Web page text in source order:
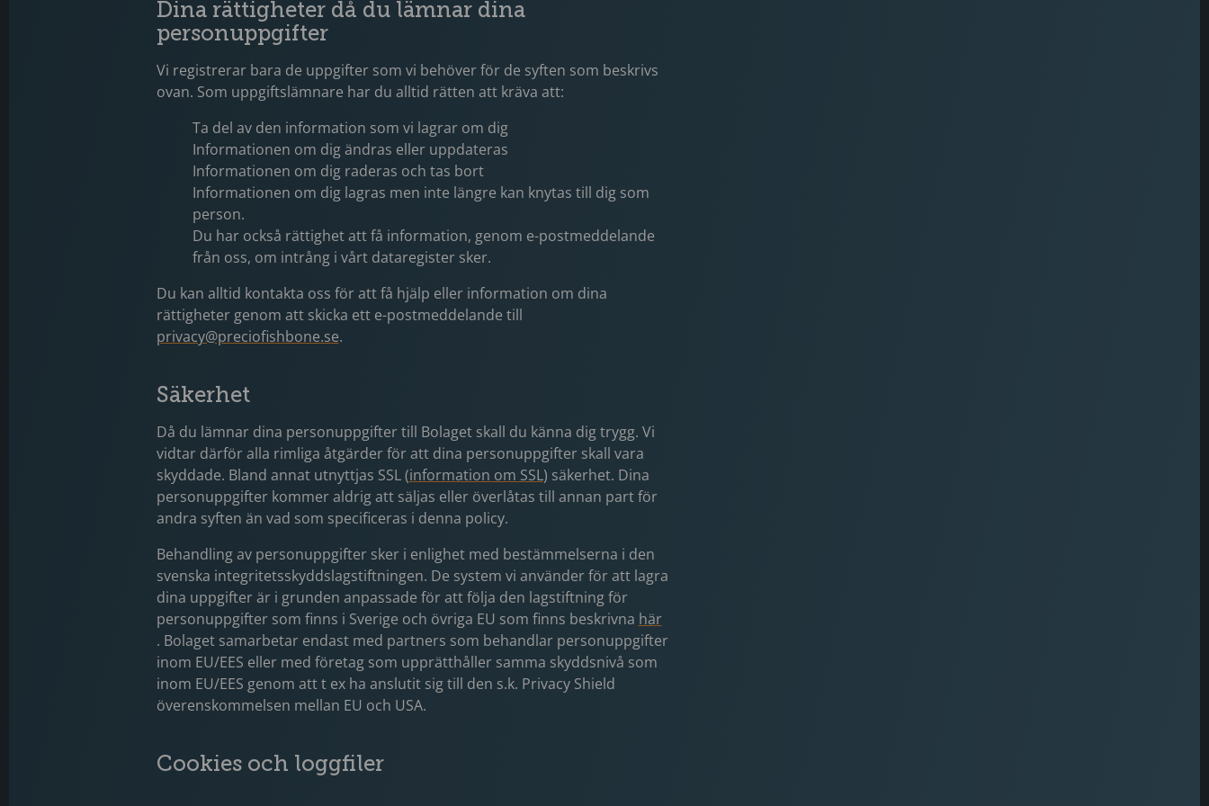
Dina rättigheter då du lämnar dina
personuppgifter
Vi registrerar bara de uppgifter som vi behöver för de syften som beskrivs
ovan. Som uppgiftslämnare har du alltid rätten att kräva att:
Ta del av den information som vi lagrar om dig
Informationen om dig ändras eller uppdateras
Informationen om dig raderas och tas bort
Informationen om dig lagras men inte längre kan knytas till dig som
person.
Du har också rättighet att få information, genom e-postmeddelande
från oss, om intrång i vårt dataregister sker.
Du kan alltid kontakta oss för att få hjälp eller information om dina
rättigheter genom att skicka ett e-postmeddelande till
privacy@preciofishbone.se.
Säkerhet
Då du lämnar dina personuppgifter till Bolaget skall du känna dig trygg. Vi
vidtar därför alla rimliga åtgärder för att dina personuppgifter skall vara
skyddade. Bland annat utnyttjas SSL (information om SSL) säkerhet. Dina
personuppgifter kommer aldrig att säljas eller överlåtas till annan part för
andra syften än vad som specificeras i denna policy.
Behandling av personuppgifter sker i enlighet med bestämmelserna i den
svenska integritetsskyddslagstiftningen. De system vi använder för att lagra
dina uppgifter är i grunden anpassade för att följa den lagstiftning för
personuppgifter som finns i Sverige och övriga EU som finns beskrivna här
. Bolaget samarbetar endast med partners som behandlar personuppgifter
inom EU/EES eller med företag som upprätthåller samma skyddsnivå som
inom EU/EES genom att t ex ha anslutit sig till den s.k. Privacy Shield
överenskommelsen mellan EU och USA.
Cookies och loggfiler